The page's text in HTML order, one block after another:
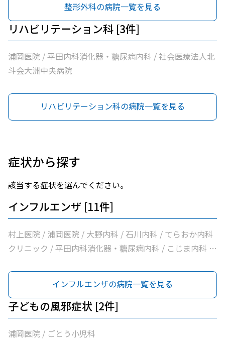
整形外科の病院一覧を見る
リハビリテーション科 [3件]
浦岡医院 / 平田内科消化器・糖尿病内科 / 社会医療法人北
斗会大洲中央病院
リハビリテーション科の病院一覧を見る
症状から探す
該当する症状を選んでください。
インフルエンザ [11件]
村上医院 / 浦岡医院 / 大野内科 / 石川内科 / てらおか内科
クリニック / 平田内科消化器・糖尿病内科 / こじま内科 /
内科 / 社会医療法人北斗会大洲中央病院
インフルエンザの病院一覧を見る
子どもの風邪症状 [2件]
浦岡医院 / ごとう小児科